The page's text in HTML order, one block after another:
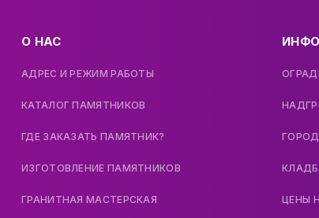
О НАС
АДРЕС И РЕЖИМ РАБОТЫ
КАТАЛОГ ПАМЯТНИКОВ
ГДЕ ЗАКАЗАТЬ ПАМЯТНИК?
ИЗГОТОВЛЕНИЕ ПАМЯТНИКОВ
ГРАНИТНАЯ МАСТЕРСКАЯ ЦЕНЫ